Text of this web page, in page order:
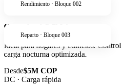
Rendimiento · Bloque 002
Reparto · Bloque 003
AC · Residencial
Cargador AC 7kW
Ideal para hogares y edificios.
carga nocturna optimizada.
Desde$5M COP
DC · Carga rápida